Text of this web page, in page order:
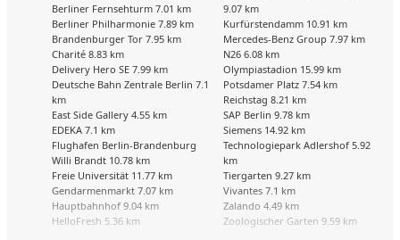
Berliner Fernsehturm 7.01 km
Berliner Philharmonie 7.89 km
Brandenburger Tor 7.95 km
Charité 8.83 km
Delivery Hero SE 7.99 km
Deutsche Bahn Zentrale Berlin 7.1
km
East Side Gallery 4.55 km
EDEKA 7.1 km
Flughafen Berlin-Brandenburg
Willi Brandt 10.78 km
Freie Universität 11.77 km
Gendarmenmarkt 7.07 km
Hauptbahnhof 9.04 km
HelloFresh 5.36 km
9.07 km
Kurfürstendamm 10.91 km
Mercedes-Benz Group 7.97 km
N26 6.08 km
Olympiastadion 15.99 km
Potsdamer Platz 7.54 km
Reichstag 8.21 km
SAP Berlin 9.78 km
Siemens 14.92 km
Technologiepark Adlershof 5.92
km
Tiergarten 9.27 km
Vivantes 7.1 km
Zalando 4.49 km
Zoologischer Garten 9.59 km